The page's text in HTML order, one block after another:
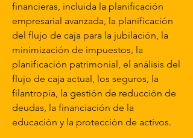
financieras, incluida la planificación
empresarial avanzada, la planificación
del flujo de caja para la jubilación, la
minimización de impuestos, la
planificación patrimonial, el análisis del
flujo de caja actual, los seguros, la
filantropía, la gestión de reducción de
deudas, la financiación de la
educación y la protección de activos.